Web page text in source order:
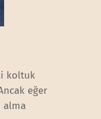
koltuk
eğer
alma